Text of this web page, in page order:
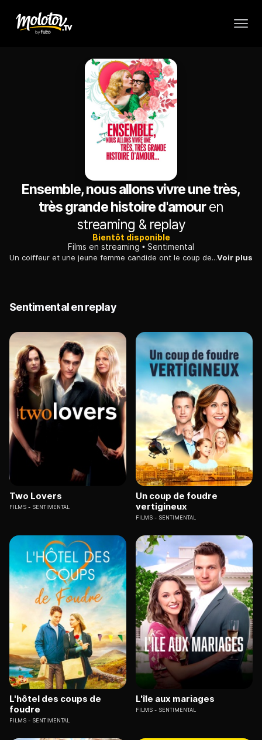
Ensemble, nous allons vivre une très,
très grande histoire d'amouren
streaming & replay
Bientôt disponible
Films en streaming
Sentimental
Un coiffeur et une jeune femme candide ont le coup de foudre l'un pour l'autre. Mais les aléas de la vie vont jouer de nombreux tours aux deux tourtereaux.Voir plus
Sentimental en replay
Two Lovers
FILMS SENTIMENTAL
Un coup de foudre
vertigineux
FILMS SENTIMENTAL
L'hôtel des coups de
foudre
FILMS SENTIMENTAL
L'île aux mariages
FILMS SENTIMENTAL